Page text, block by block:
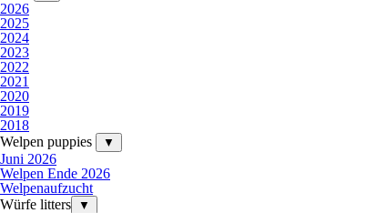
2026
2025
2024
2023
2022
2021
2020
2019
2018
Welpen puppies
▼
Juni 2026
Welpen Ende 2026
Welpenaufzucht
Würfe litters
▼